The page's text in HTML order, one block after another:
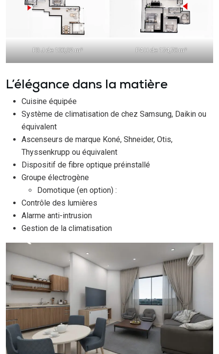
F3 J de 108,32 m² F4 H de 174,78 m²
L’élégance dans la matière
Cuisine équipée
Système de climatisation de chez Samsung, Daikin ou
équivalent
Ascenseurs de marque Koné, Shneider, Otis,
Thyssenkrupp ou équivalent
Dispositif de fibre optique préinstallé
Groupe électrogène
Domotique (en option) :
Contrôle des lumières
Alarme anti-intrusion
Gestion de la climatisation